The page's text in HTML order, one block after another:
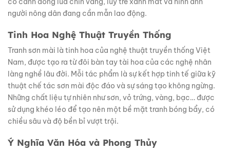
người nông dân đang cần mẫn lao động.
Tinh Hoa Nghệ Thuật Truyền Thống
Tranh sơn mài là tinh hoa của nghệ thuật truyền thống Việt
Nam, được tạo ra từ đôi bàn tay tài hoa của các nghệ nhân
làng nghề lâu đời. Mỗi tác phẩm là sự kết hợp tinh tế giữa kỹ
thuật chế tác sơn mài độc đáo và sự sáng tạo không ngừng.
Những chất liệu tự nhiên như sơn, vỏ trứng, vàng, bạc… được
sử dụng khéo léo để tạo nên một bề mặt tranh bóng bẩy, có
chiều sâu và độ bền bỉ vượt trội.
Ý Nghĩa Văn Hóa và Phong Thủy